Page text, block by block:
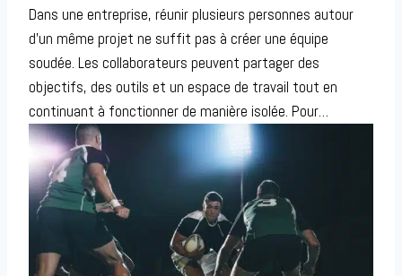
Dans une entreprise, réunir plusieurs personnes autour
d’un même projet ne suffit pas à créer une équipe
soudée. Les collaborateurs peuvent partager des
objectifs, des outils et un espace de travail tout en
continuant à fonctionner de manière isolée. Pour…